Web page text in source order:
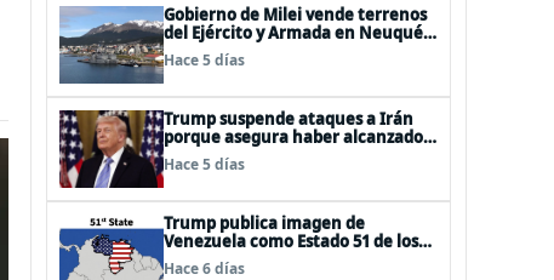
Gobierno de Milei vende terrenos
del Ejército y Armada en Neuquén
y Ushuaia
Hace 5 días
Trump suspende ataques a Irán
porque asegura haber alcanzado
«las bases de un acuerdo»
Hace 5 días
Trump publica imagen de
Venezuela como Estado 51 de los
EEUU
Hace 6 días